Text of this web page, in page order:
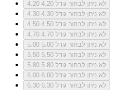
4.20
לא ניתן לבחור גודל 4.20
4.30
לא ניתן לבחור גודל 4.30
4.50
לא ניתן לבחור גודל 4.50
4.70
לא ניתן לבחור גודל 4.70
5.00
לא ניתן לבחור גודל 5.00
5.50
לא ניתן לבחור גודל 5.50
5.80
לא ניתן לבחור גודל 5.80
6.00
לא ניתן לבחור גודל 6.00
6.30
לא ניתן לבחור גודל 6.30